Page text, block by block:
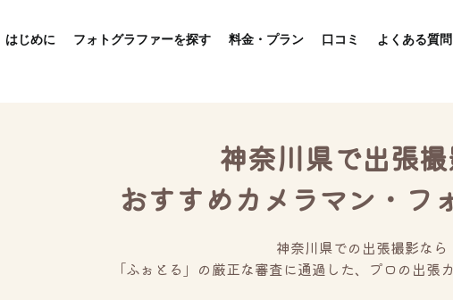
はじめに フォトグラファーを探す 料金・プラン 口コミ よくある質問
神奈川県で出張
おすすめカメラマン・フ
神奈川県での出張撮影なら
「ふぉとる」の厳正な審査に通過した、プロの出張